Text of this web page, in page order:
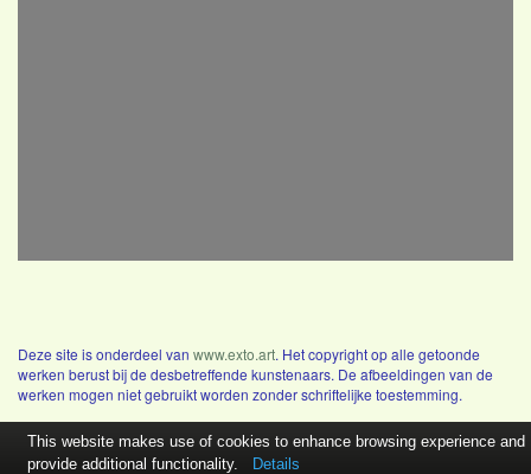
Deze site is onderdeel van www.exto.art. Het copyright op alle getoonde
werken berust bij de desbetreffende kunstenaars. De afbeeldingen van de
werken mogen niet gebruikt worden zonder schriftelijke toestemming.
This website makes use of cookies to enhance browsing experience and
provide additional functionality.
Details